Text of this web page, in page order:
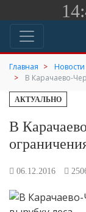
Главная Новости
В Карачаево-
АКТУАЛЬНО
В
06.12.2016